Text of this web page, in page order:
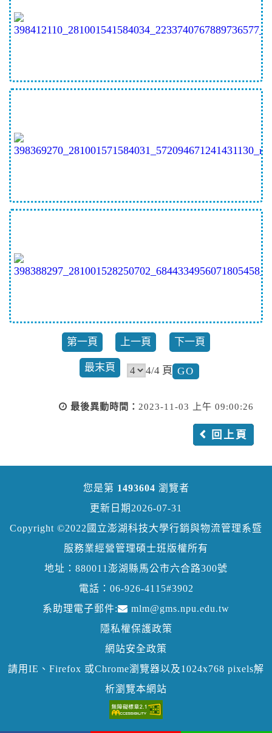
第一頁 上一頁 下一頁
最末頁 4/4 頁
最後異動時間： 2023-11-03 上午 09:00:26
回上頁
您是第 1493604 瀏覽者
更新日期2026-07-31
Copyright ©2022國立澎湖科技大學行銷與物流管理系暨
服務業經營管理碩士班版權所有
地址：880011澎湖縣馬公市六合路300號
電話：06-926-4115#3902
系助理電子郵件:
mlm@gms.npu.edu.tw
隱私權保護政策
網站安全政策
請用IE、Firefox 或Chrome瀏覽器以及1024x768 pixels解
析瀏覽本網站